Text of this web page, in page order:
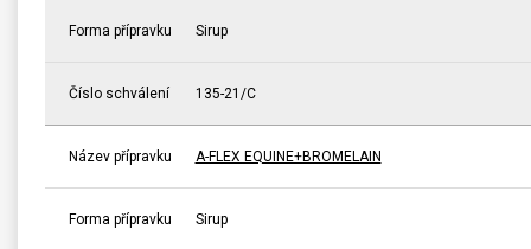
Forma přípravku Sirup
Číslo schválení 135-21/C
Název přípravku A-FLEX EQUINE+BROMELAIN
Forma přípravku Sirup